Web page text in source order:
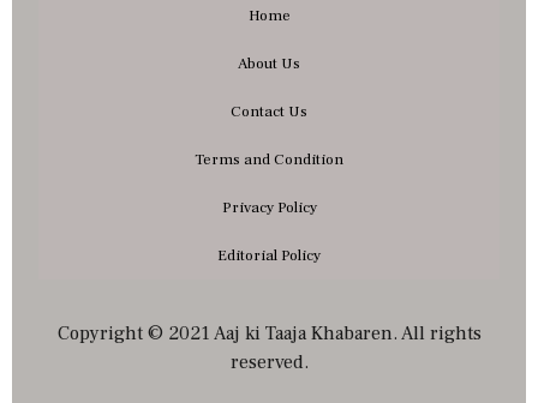
Home
About Us
Contact Us
Terms and Condition
Privacy Policy
Editorial Policy
Copyright © 2021 Aaj ki Taaja Khabaren. All rights
reserved.